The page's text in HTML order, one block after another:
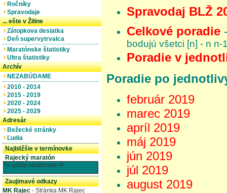
Ročníky
Spravodaje
... ešte v Žiline
Zátopkova desiatka
Deň supervytrvalca
Maratónske štatistiky
Ultra štatistiky
Archív
NEZABÚDAME
2010 - 2014
2015 - 2019
2020 - 2024
2025 - 2029
Adresár
Bežecké stránky
Ľudia
Najbližšie v termínovke
Rajecký maratón
To určite nestihnete !!!
Zaujimavé odkazy
MK Rajec - Stránka MK Rajec
Spravodaj BLŽ
Celkové poradie
bodujú všetci [n] - n n-
Poradie v
Poradie po
február 2019
marec 2019
apríl 2019
máj 2019
jún 2019
júl 2019
august 2019